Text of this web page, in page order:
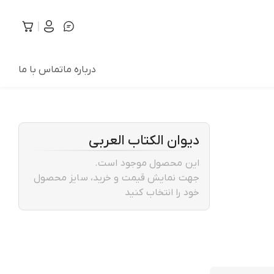
درباره ماتماس با ما
دیوان الکتاب العربی
این محصول موجود است.
جهت نمایش قیمت و خرید، سایز محصول
خود را انتخاب کنید